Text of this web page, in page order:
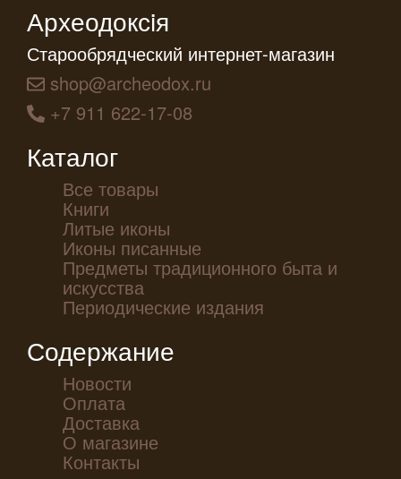
Археодоксiя
Старообрядческий интернет-магазин
shop@archeodox.ru
+7 911 622-17-08
Каталог
Все товары
Книги
Литые иконы
Иконы писанные
Предметы традиционного быта и
искусства
Периодические издания
Содержание
Новости
Оплата
Доставка
О магазине
Контакты